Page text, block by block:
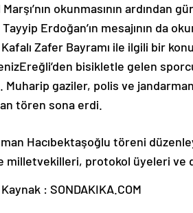
okunmasının ardından
Erdoğan’ın mesajının da
Zafer Bayramı ile ilgili bir
bisikletle gelen
Muharip gaziler, polis ve
tören sona erdi.
Hacıbektaşoğlu töreni
milletvekilleri, protokol üyeleri ve
: SONDAKIKA.COM